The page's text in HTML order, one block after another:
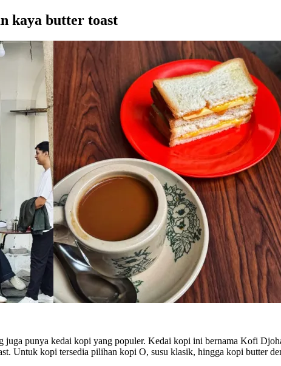
kaya butter toast
juga punya kedai kopi yang populer. Kedai kopi ini bernama Kofi
Untuk kopi tersedia pilihan kopi O, susu klasik, hingga kopi butter